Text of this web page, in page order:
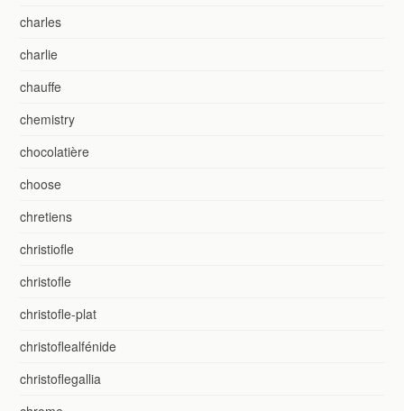
charles
charlie
chauffe
chemistry
chocolatière
choose
chretiens
christiofle
christofle
christofle-plat
christoflealfénide
christoflegallia